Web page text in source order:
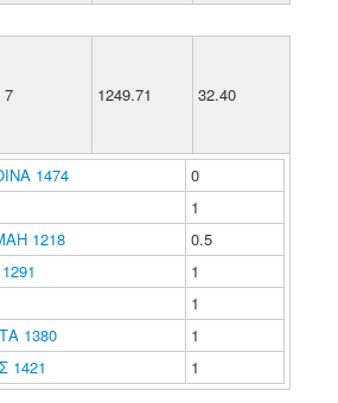
7 1249.71 32.40
1474
0
1
1218
0.5
1
1
1380
1
1421
1